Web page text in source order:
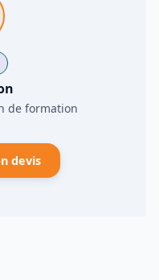
de formation
devis